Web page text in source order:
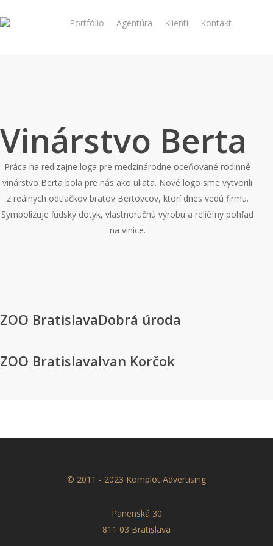
Portfólio Agentúra Klienti Kontakt
Vinárstvo Berta
Práca na redizajne loga pre medzinárodne oceňované rodinné
vinárstvo Berta bola pre nás ako uliata. Nové logo sme vytvorili
z reálnych odtlačkov bratov Bertovcov, ktorí dnes vedú firmu.
Symbolizuje ľudský dotyk, vlastnoručnú výrobu a reliéfny pohľad
na vinice.
ZOO BratislavaDobrá úroda
ZOO BratislavaIvan Korčok
© 2011 - 2023 Komplot Advertising
Panenská 30
811 03 Bratislava